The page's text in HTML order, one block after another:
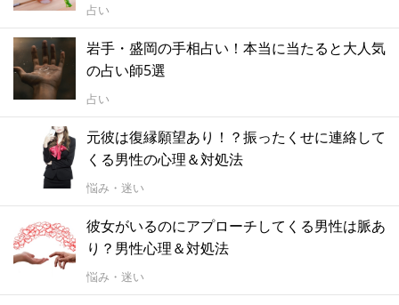
占い
岩手・盛岡の手相占い！本当に当たると大人気
の占い師5選
占い
元彼は復縁願望あり！？振ったくせに連絡して
くる男性の心理＆対処法
悩み・迷い
彼女がいるのにアプローチしてくる男性は脈あ
り？男性心理＆対処法
悩み・迷い